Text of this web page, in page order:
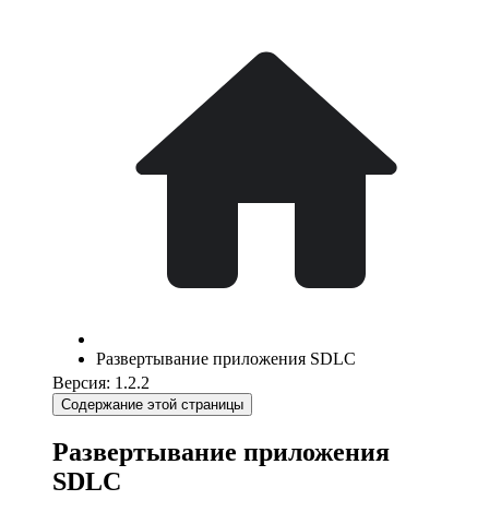
Развертывание приложения SDLC
Версия: 1.2.2
Содержание этой страницы
Развертывание приложения
SDLC